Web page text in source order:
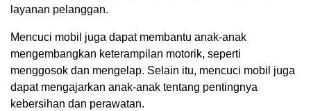
layanan pelanggan.
Mencuci mobil juga dapat membantu anak-anak
mengembangkan keterampilan motorik, seperti
menggosok dan mengelap. Selain itu, mencuci mobil juga
dapat mengajarkan anak-anak tentang pentingnya
kebersihan dan perawatan.